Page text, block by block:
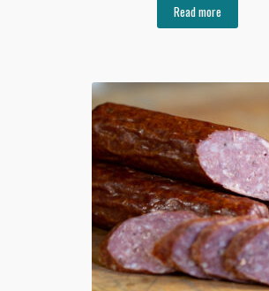
Read more